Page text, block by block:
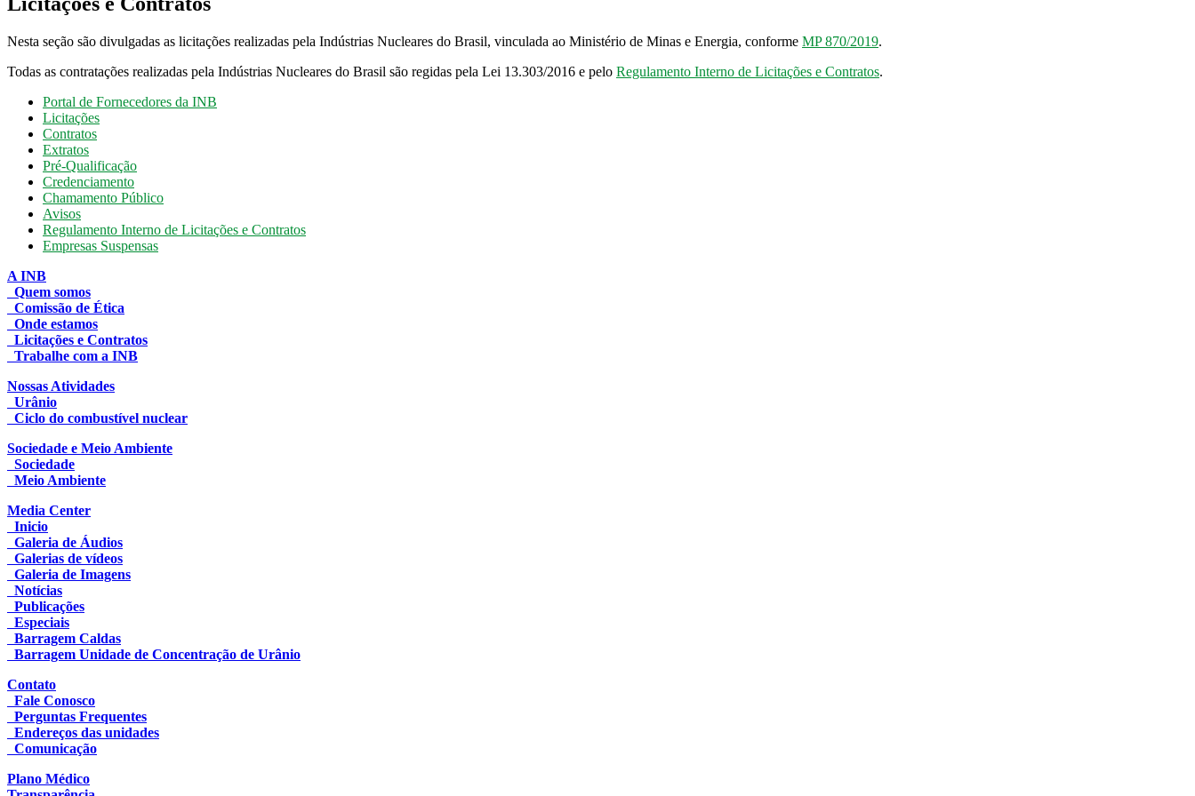
Nesta seção são divulgadas as licitações realizadas pela Indústrias Nucleares do Brasil, vinculada ao Ministério de Minas e Energia, conforme MP 870/2019.
Todas as contratações realizadas pela Indústrias Nucleares do Brasil são regidas pela Lei 13.303/2016 e pelo Regulamento Interno de Licitações e Contratos.
Portal de Fornecedores da INB
Licitações
Contratos
Extratos
Pré-Qualificação
Credenciamento
Chamamento Público
Avisos
Regulamento Interno de Licitações e Contratos
Empresas Suspensas
A INB
Quem somos
Comissão de Ética
Onde estamos
Licitações e Contratos
Trabalhe com a INB
Nossas Atividades
Urânio
Ciclo do combustível nuclear
Sociedade e Meio Ambiente
Sociedade
Meio Ambiente
Media Center
Inicio
Galeria de Áudios
Galerias de vídeos
Galeria de Imagens
Notícias
Publicações
Especiais
Barragem Caldas
Barragem Unidade de Concentração de Urânio
Contato
Fale Conosco
Perguntas Frequentes
Endereços das unidades
Comunicação
Plano Médico